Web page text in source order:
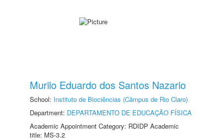
Murilo Eduardo dos Santos Nazario
School: Instituto de Biociências (Câmpus de Rio Claro)
Department: DEPARTAMENTO DE EDUCAÇÃO FÍSICA
Academic Appointment Category: RDIDP Academic
title: MS-3.2